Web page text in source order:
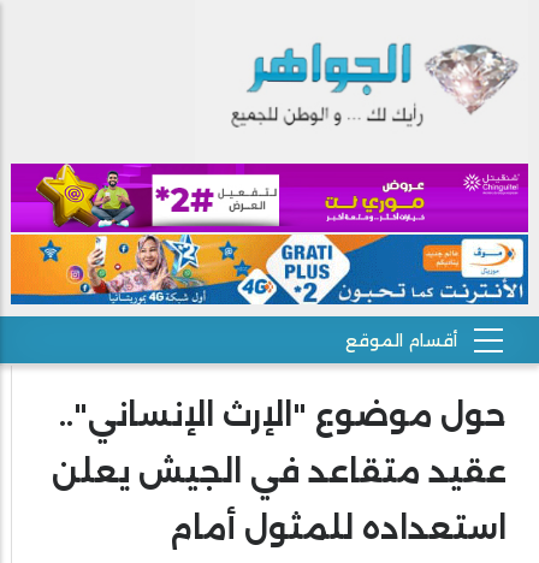
حول موضوع "الإرث الإنساني"..
عقيد متقاعد في الجيش يعلن
استعداده للمثول أمام